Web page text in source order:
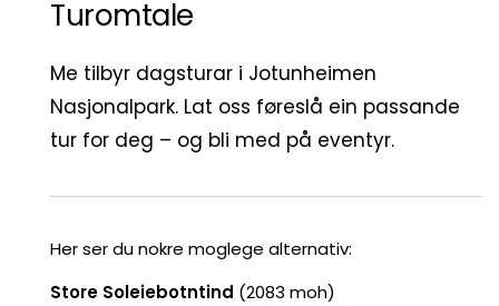
Turomtale
Me tilbyr dagsturar i Jotunheimen
Nasjonalpark. Lat oss føreslå ein passande
tur for deg – og bli med på eventyr.
Her ser du nokre moglege alternativ:
Store Soleiebotntind (2083 moh)